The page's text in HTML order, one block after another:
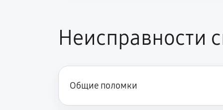
Неисправности
Общие поломки